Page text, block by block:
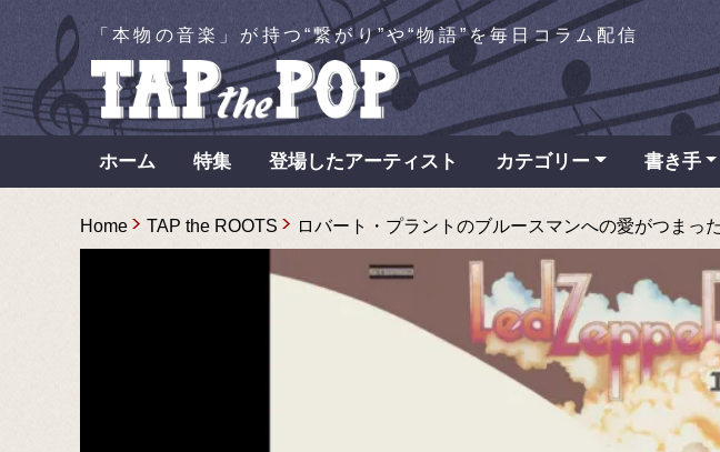
「本物の音楽」が持つ“繋がり”や“物語”を毎日コラム配信
ホーム 特集 登場したアーティスト カテゴリー 書き手
Home TAP the ROOTS ロバート・プラントのブルースマンへの愛がつまっ